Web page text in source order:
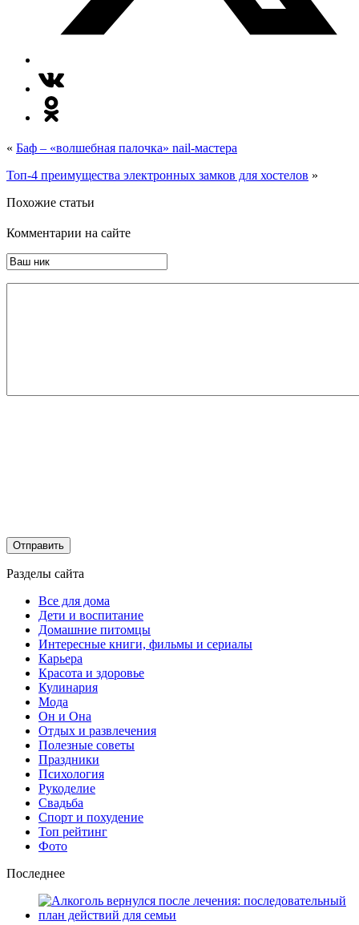
« Баф – «волшебная палочка» nail-мастера
Топ-4 преимущества электронных замков для хостелов »
Похожие статьи
Комментарии на сайте
Разделы сайта
Все для дома
Дети и воспитание
Домашние питомцы
Интересные книги, фильмы и сериалы
Карьера
Красота и здоровье
Кулинария
Мода
Он и Она
Отдых и развлечения
Полезные советы
Праздники
Психология
Рукоделие
Свадьба
Спорт и похудение
Топ рейтинг
Фото
Последнее